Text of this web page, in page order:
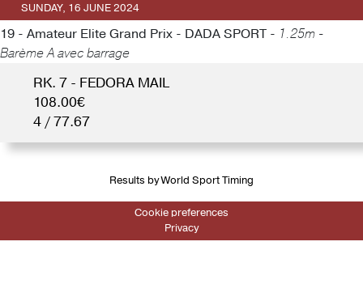
SUNDAY, 16 JUNE 2024
19 - Amateur Elite Grand Prix - DADA SPORT - 1.25m -
Barème A avec barrage
RK. 7 - FEDORA MAIL
108.00€
4 / 77.67
Results by World Sport Timing
Cookie preferences
Privacy